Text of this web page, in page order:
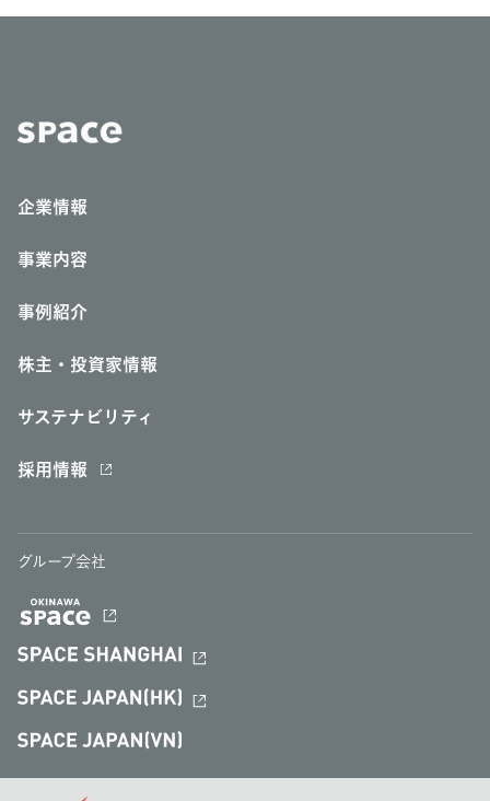
企業情報
事業内容
事例紹介
株主・投資家情報
サステナビリティ
採用情報
グループ会社